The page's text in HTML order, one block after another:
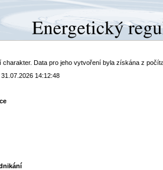
charakter. Data pro jeho vytvoření byla získána z
14:12:48